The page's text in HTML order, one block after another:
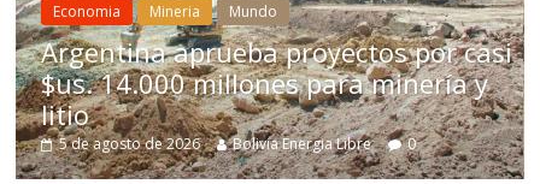
por casi
minería y
Libre 0
Chile aprueba reforma
para impulsar
Bolivia no acelera
estructurales
5 de agosto de 2026 Bolivia